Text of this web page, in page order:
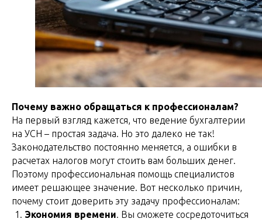
Почему важно обращаться к профессионалам?
На первый взгляд кажется, что ведение бухгалтерии
на УСН – простая задача. Но это далеко не так!
Законодательство постоянно меняется, а ошибки в
расчетах налогов могут стоить вам больших денег.
Поэтому профессиональная помощь специалистов
имеет решающее значение. Вот несколько причин,
почему стоит доверить эту задачу профессионалам:
Экономия времени. Вы сможете сосредоточиться